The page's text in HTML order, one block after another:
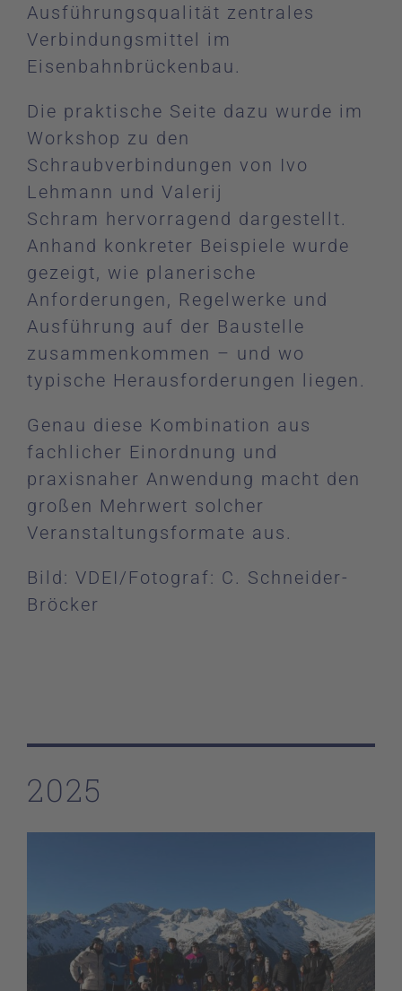
Ausführungsqualität zentrales
Verbindungsmittel im
Eisenbahnbrückenbau.
Die praktische Seite dazu wurde im
Workshop zu den
Schraubverbindungen von Ivo
Lehmann und Valerij
Schram hervorragend dargestellt.
Anhand konkreter Beispiele wurde
gezeigt, wie planerische
Anforderungen, Regelwerke und
Ausführung auf der Baustelle
zusammenkommen – und wo
typische Herausforderungen liegen.
Genau diese Kombination aus
fachlicher Einordnung und
praxisnaher Anwendung macht den
großen Mehrwert solcher
Veranstaltungsformate aus.
Bild: VDEI/Fotograf: C. Schneider-
Bröcker
2025